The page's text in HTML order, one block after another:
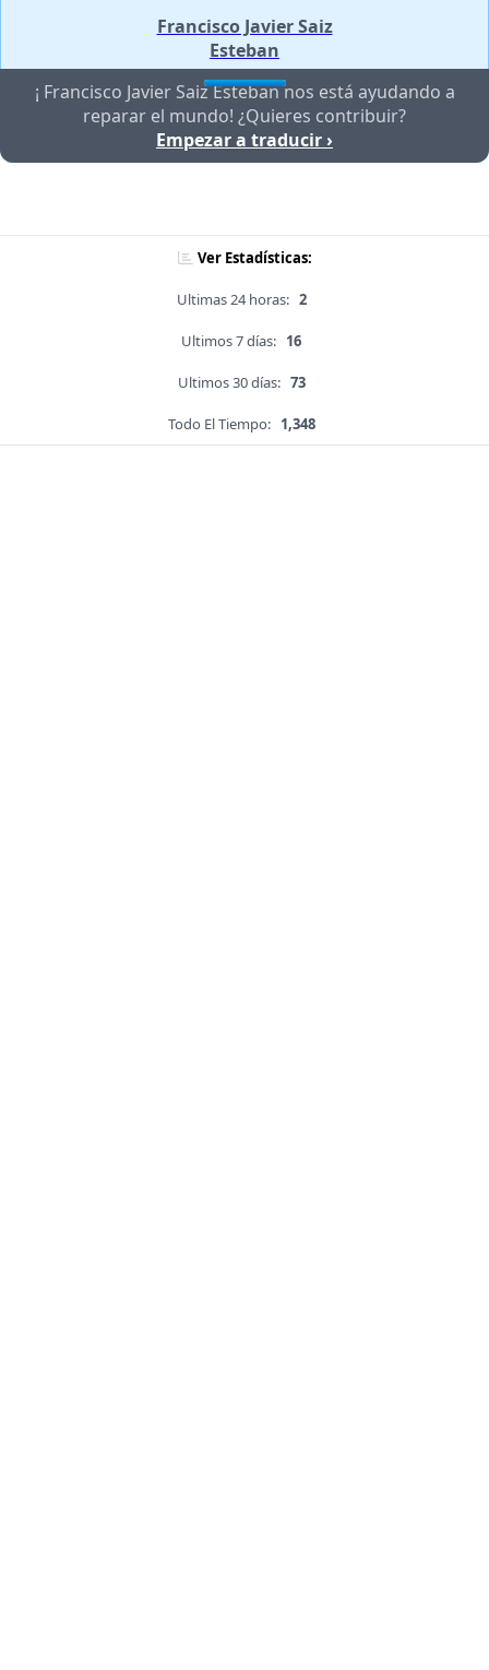
Francisco Javier Saiz
Esteban
¡ Francisco Javier Saiz Esteban nos está ayudando a
reparar el mundo! ¿Quieres contribuir?
Empezar a traducir ›
Ver Estadísticas:
Ultimas 24 horas: 2
Ultimos 7 días: 16
Ultimos 30 días: 73
Todo El Tiempo: 1,348